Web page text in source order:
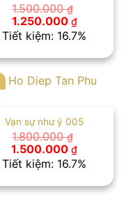
1.500.000₫
Giá
gốc
là:
1.250.000 ₫Giá
hiện
tại
Tiết kiệm: 16.7%
Vạn sự như ý 005
1.800.000₫
Giá
gốc
là:
1.500.000 ₫Giá
hiện
tại
Tiết kiệm: 16.7%